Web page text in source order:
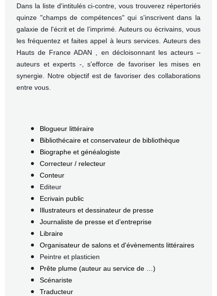
Dans la liste d'intitulés ci-contre, vous trouverez répertoriés
quinze "champs de compétences" qui s'inscrivent dans la
galaxie de l'écrit et de l’imprimé. Auteurs ou écrivains, vous
les fréquentez et faites appel à leurs services. Auteurs des
Hauts de France ADAN , en décloisonnant les acteurs –
auteurs et experts -, s'efforce de favoriser les mises en
synergie. Notre objectif est de favoriser des collaborations
entre vous.
Blogueur littéraire
Bibliothécaire et conservateur de bibliothèque
Biographe et généalogiste
Correcteur / relecteur
Conteur
Editeur
Ecrivain public
Illustrateurs et dessinateur de presse
Journaliste de presse et d’entreprise
Libraire
Organisateur de salons et d'évènements littéraires
Peintre et plasticien
Prête plume (auteur au service de …)
Scénariste
Traducteur